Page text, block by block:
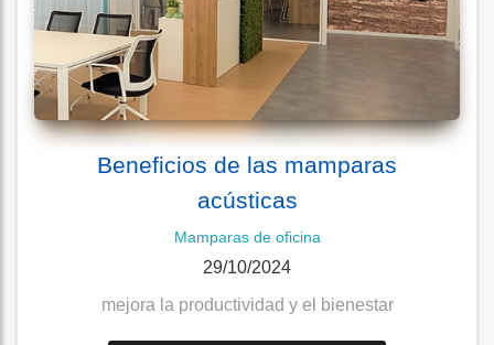
Beneficios de las mamparas
acústicas
Mamparas de oficina
29/10/2024
mejora la productividad y el bienestar